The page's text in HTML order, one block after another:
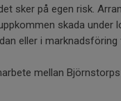
sker på egen risk.
skada under
eller i
mellan